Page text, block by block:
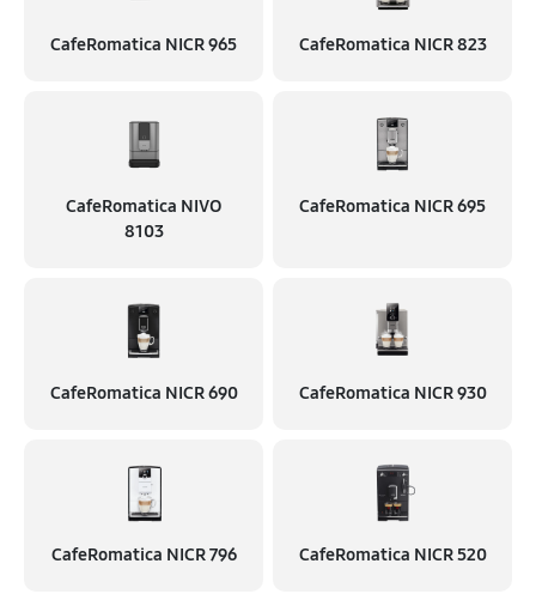
CafeRomatica NICR 965 CafeRomatica NICR 823
CafeRomatica NIVO
8103
CafeRomatica NICR 695
CafeRomatica NICR 690 CafeRomatica NICR 930
CafeRomatica NICR 796 CafeRomatica NICR 520